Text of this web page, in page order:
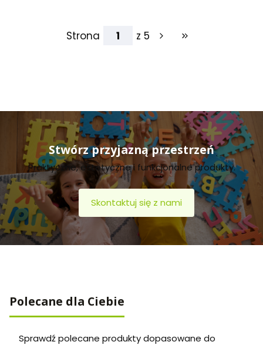
Strona z 5 Przejdź do ostatniej
Stwórz przyjazną przestrzeń
Praktyczne, estetyczne i funkcjonalne produkty.
Skontaktuj się z nami
Polecane dla Ciebie
Sprawdź polecane produkty dopasowane do